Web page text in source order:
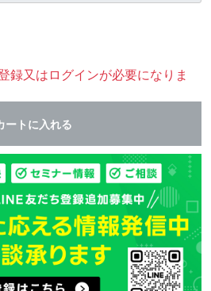
録又はログインが必要になりま
ートに入れる